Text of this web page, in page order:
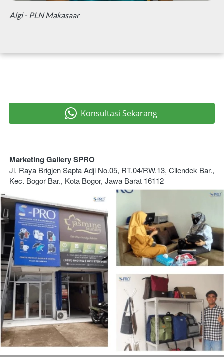
Algi - PLN Makasaar
` Konsultasi Sekarang
Marketing Gallery SPRO
Jl. Raya Brigjen Sapta Adji No.05, RT.04/RW.13, Cilendek Bar.,
Kec. Bogor Bar., Kota Bogor, Jawa Barat 16112